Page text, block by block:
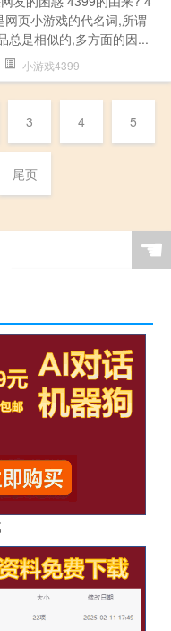
网页小游戏的代名词,所谓
总是相似的,多方面的因...
小游戏4399
3 4 5
尾页
☚